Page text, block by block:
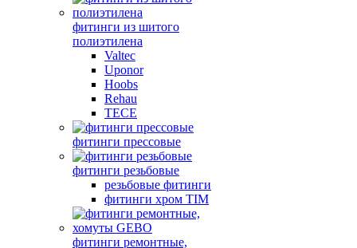
фитинги из шитого
полиэтилена
Valtec
Uponor
Hoobs
Rehau
TECE
фитинги прессовые
фитинги резьбовые
резьбовые фитинги
фитинги хром TIM
фитинги ремонтные,